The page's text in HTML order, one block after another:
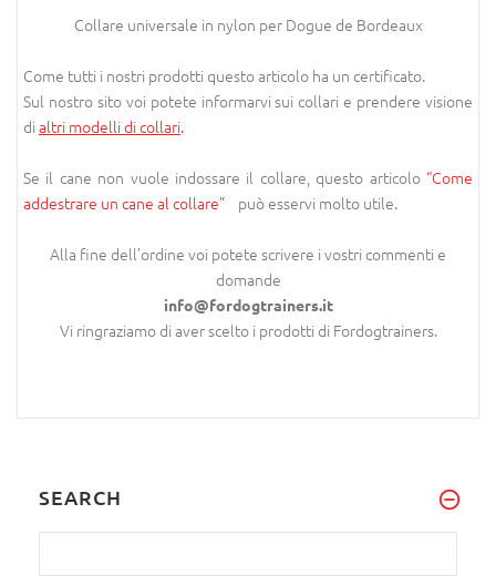
Collare universale in nylon per Dogue de Bordeaux
Come tutti i nostri prodotti questo articolo ha un certificato.
Sul nostro sito voi potete informarvi sui collari e prendere visione
di altri modelli di collari.
Se il cane non vuole indossare il collare, questo articolo “Come
addestrare un cane al collare”
può esservi molto utile.
Alla fine dell’ordine voi potete scrivere i vostri commenti e
domande
info@fordogtrainers.it
Vi ringraziamo di aver scelto i prodotti di Fordogtrainers.
SEARCH